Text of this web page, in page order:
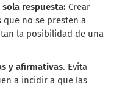
respuesta: Crear
que no se presten a
la posibilidad de una
y afirmativas. Evita
a incidir a que las